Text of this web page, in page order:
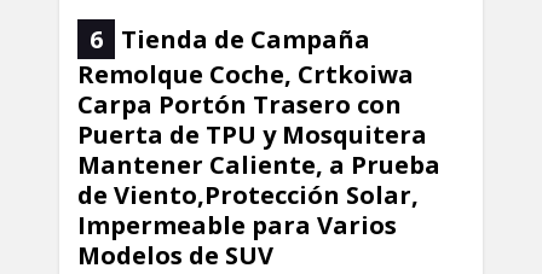
6 Tienda de Campaña
Remolque Coche, Crtkoiwa
Carpa Portón Trasero con
Puerta de TPU y Mosquitera
Mantener Caliente, a Prueba
de Viento,Protección Solar,
Impermeable para Varios
Modelos de SUV